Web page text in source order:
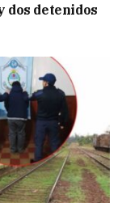
dos detenidos